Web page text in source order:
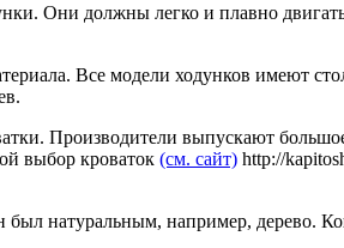
Они должны легко и плавно
Все модели ходунков имеют
Производители выпускают
выбор кроваток (см. сайт) http://
был натуральным, например, дерево.